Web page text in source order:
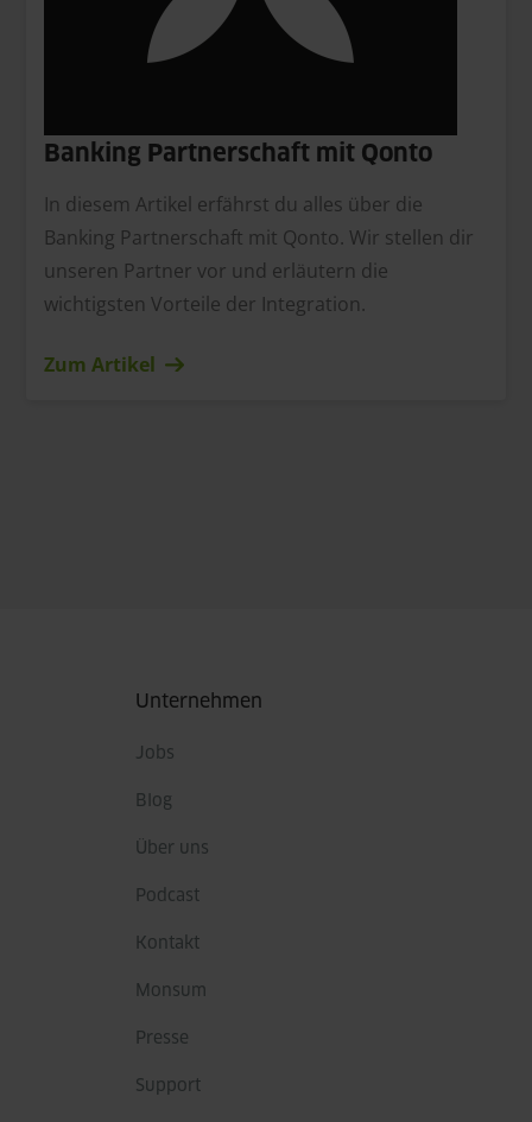
Banking Partnerschaft mit Qonto
In diesem Artikel erfährst du alles über die
Banking Partnerschaft mit Qonto. Wir stellen dir
unseren Partner vor und erläutern die
wichtigsten Vorteile der Integration.
Zum Artikel
Unternehmen
Jobs
Blog
Über uns
Podcast
Kontakt
Monsum
Presse
Support